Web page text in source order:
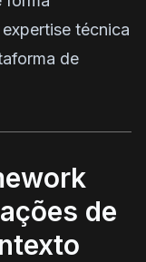
técnica
de
de